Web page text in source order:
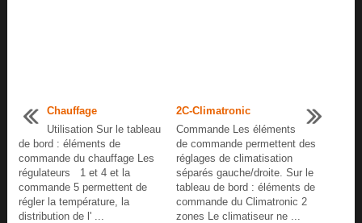
Chauffage
Utilisation Sur le tableau
de bord : éléments de
commande du chauffage Les
régulateurs 1 et 4 et la
commande 5 permettent de
régler la température, la
distribution de l' ...
2C-Climatronic
Commande Les éléments
de commande permettent des
réglages de climatisation
séparés gauche/droite. Sur le
tableau de bord : éléments de
commande du Climatronic 2
zones Le climatiseur ne ...